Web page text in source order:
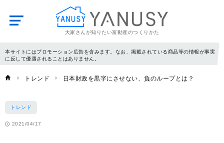
大家さんが知りたい富動産のつくりかた
YANUSY
本サイトにはプロモーション広告を含みます。なお、掲載されている商品等の情報が事実
に反して優遇されることはありません。
トレンド 日本財政を黒字にさせない、負のループとは？
トレンド
2021/04/17